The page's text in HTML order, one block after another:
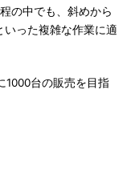
の中でも、斜めから
った複雑な作業に適
1000台の販売を目指